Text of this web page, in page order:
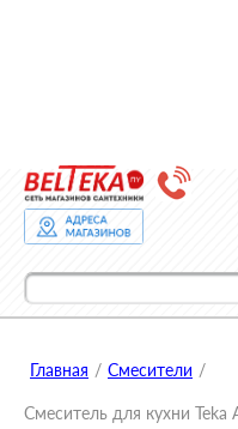
Главная / Смесители /
Смеситель для кухни Teka